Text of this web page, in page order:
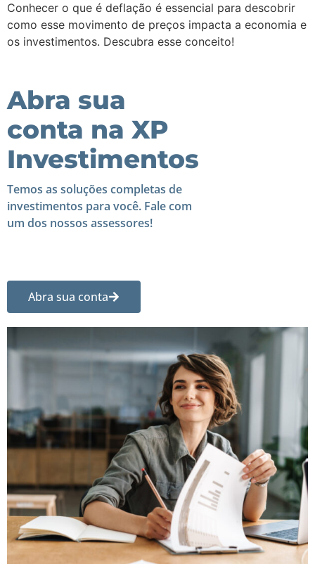
Conhecer o que é deflação é essencial para descobrir
como esse movimento de preços impacta a economia e
os investimentos. Descubra esse conceito!
Abra sua
conta na XP
Investimentos
Temos as soluções completas de
investimentos para você. Fale com
um dos nossos assessores!
Abra sua conta